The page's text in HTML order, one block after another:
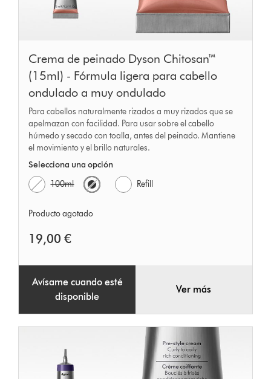
Crema de peinado Dyson Chitosan™
(15ml) - Fórmula ligera para cabello
ondulado a muy ondulado
Para cabellos naturalmente rizados a muy rizados que se
apelmazan con facilidad. Para usar sobre el cabello
húmedo y secado con toalla, antes del peinado. Mantiene
el movimiento y el brillo naturales.
Selecciona una opción
100ml
Refill
Producto agotado
19,00 €
Avísame cuando esté
disponible
Ver más